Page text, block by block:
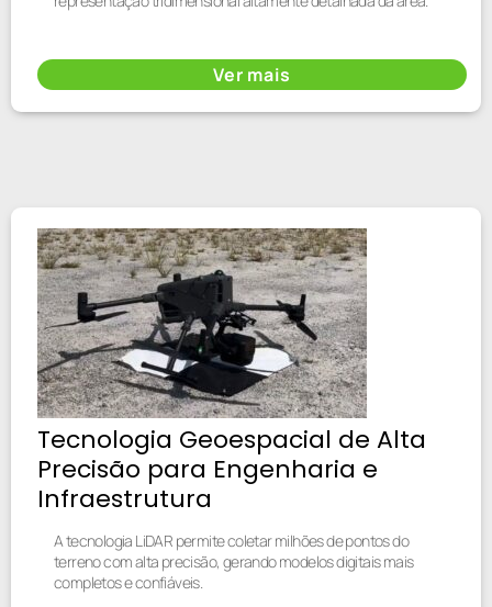
Ver mais
Tecnologia Geoespacial de Alta
Precisão para Engenharia e
Infraestrutura
A tecnologia LiDAR permite coletar milhões de pontos do
terreno com alta precisão, gerando modelos digitais mais
completos e confiáveis.